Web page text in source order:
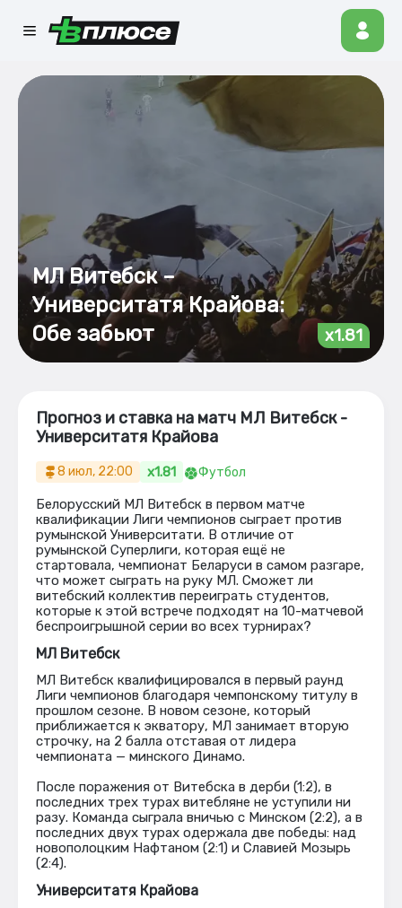
МЛ Витебск –
Университатя Крайова:
Обе забьют
x1.81
Прогноз и ставка на матч МЛ Витебск -
Университатя Крайова
8 июл, 22:00 x1.81 Футбол
Белорусский МЛ Витебск в первом матче
квалификации Лиги чемпионов сыграет против
румынской Университати. В отличие от
румынской Суперлиги, которая ещё не
стартовала, чемпионат Беларуси в самом разгаре,
что может сыграть на руку МЛ. Сможет ли
витебский коллектив переиграть студентов,
которые к этой встрече подходят на 10-матчевой
беспроигрышной серии во всех турнирах?
МЛ Витебск
МЛ Витебск квалифицировался в первый раунд
Лиги чемпионов благодаря чемпонскому титулу в
прошлом сезоне. В новом сезоне, который
приближается к экватору, МЛ занимает вторую
строчку, на 2 балла отставая от лидера
чемпионата — минского Динамо.
После поражения от Витебска в дерби (1:2), в
последних трех турах витебляне не уступили ни
разу. Команда сыграла вничью с Минском (2:2), а в
последних двух турах одержала две победы: над
новополоцким Нафтаном (2:1) и Славией Мозырь
(2:4).
Университатя Крайова